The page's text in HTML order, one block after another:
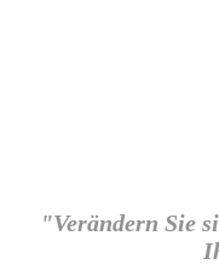
"Verändern Sie